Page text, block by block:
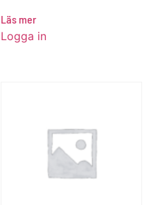
Läs mer
Logga in